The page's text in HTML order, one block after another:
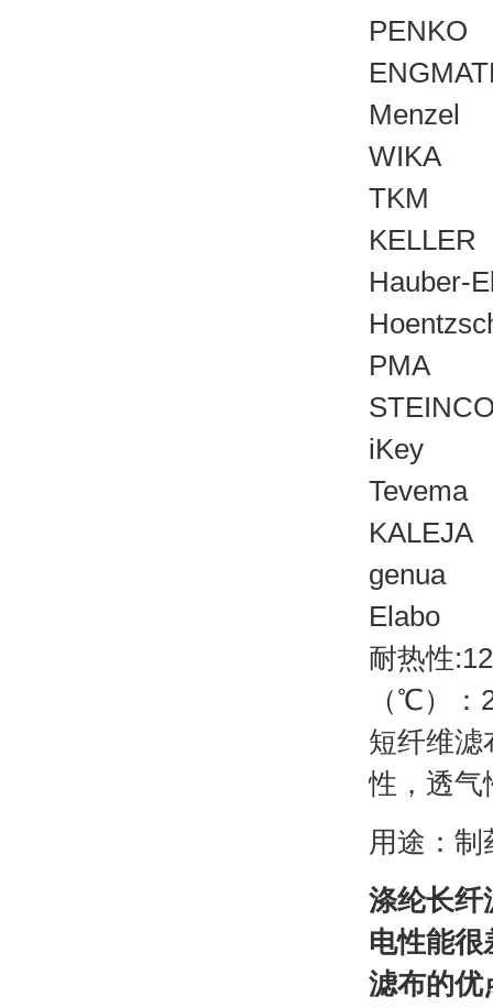
PENKO
Menzel
WIKA
TKM
KELLER
Hauber-
PMA
iKey
Tevema
KALEJA
genua
Elabo
耐热性
（℃）：
短纤维滤
性， 透气
用途 ：
涤纶长纤
电性能
滤布的优